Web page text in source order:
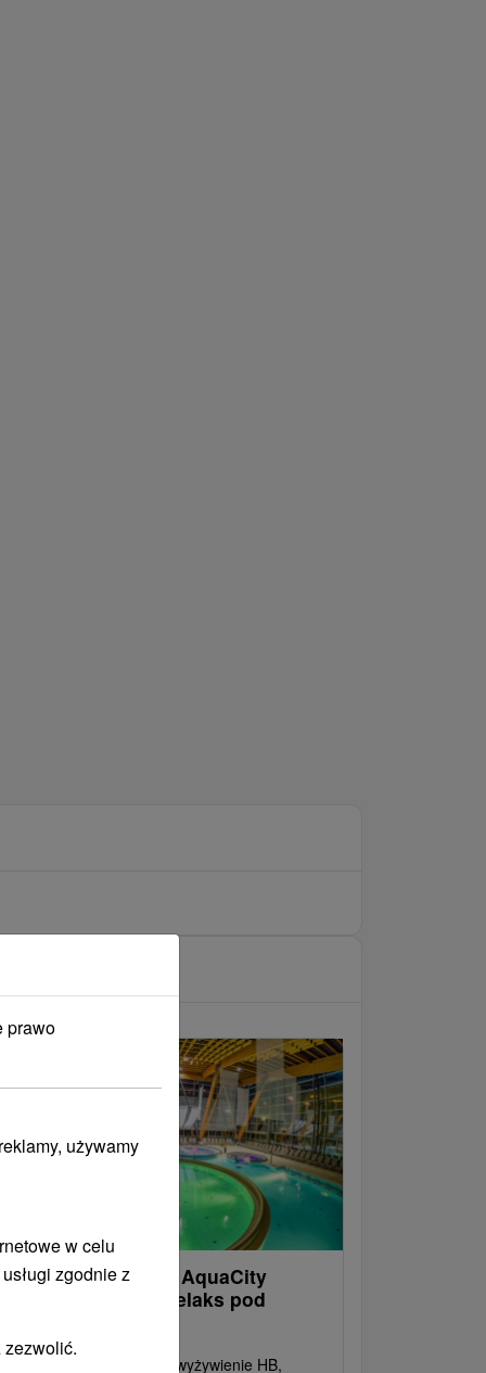
& Relaks w AquaCity
Doskonały relaks pod
pokoje, bogate wyżywienie HB,
prawo
używamy
w celu
zgodnie z